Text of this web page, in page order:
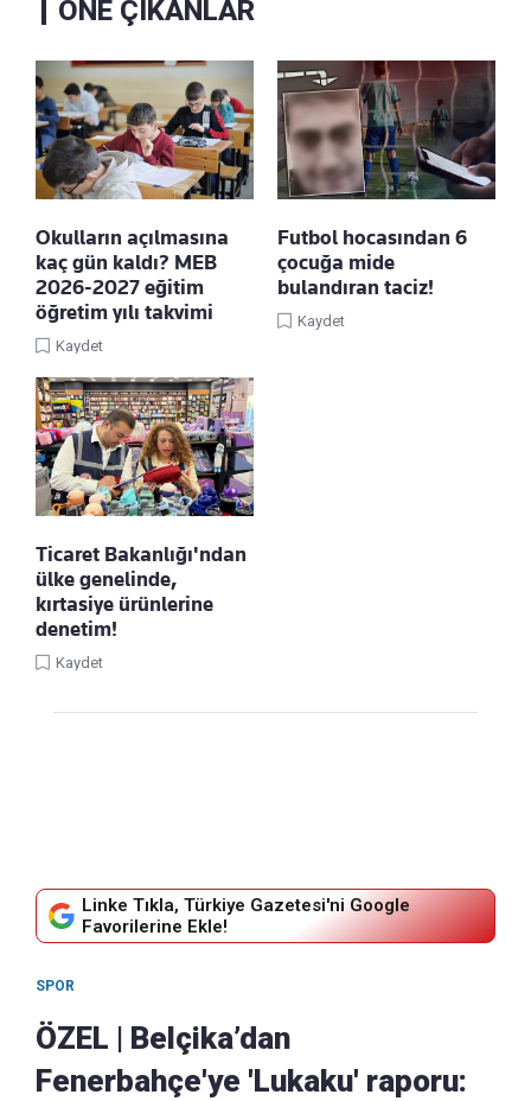
ÖNE ÇIKANLAR
Okulların açılmasına
kaç gün kaldı? MEB
2026-2027 eğitim
öğretim yılı takvimi
Kaydet
Futbol hocasından 6
çocuğa mide
bulandıran taciz!
Kaydet
Ticaret Bakanlığı'ndan
ülke genelinde,
kırtasiye ürünlerine
denetim!
Kaydet
Linke Tıkla, Türkiye Gazetesi'ni Google
Favorilerine Ekle!
SPOR
ÖZEL | Belçika’dan
Fenerbahçe'ye 'Lukaku' raporu: